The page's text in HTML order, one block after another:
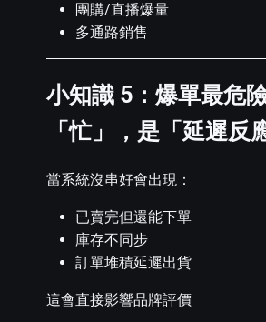
團購/直播爆量
多通路銷售
小知識 5：爆單最危
「忙」，是「延遲反
當系統沒串好會出現：
已賣完但還能下單
庫存不同步
訂單堆積延遲出貨
這會直接影響品牌評價